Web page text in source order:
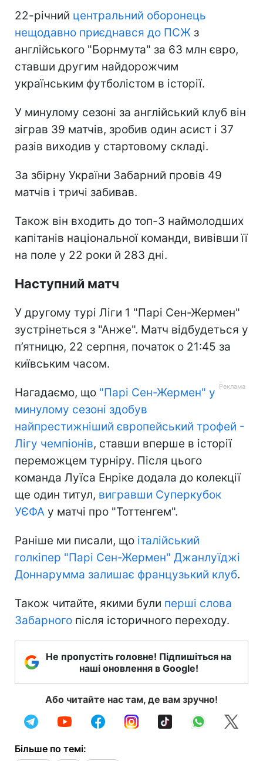
22-річний центральний оборонець
нещодавно приєднався до ПСЖ з
англійського "Борнмута" за 63 млн євро,
ставши другим найдорожчим
українським футболістом в історії.
У минулому сезоні за англійський клуб він
зіграв 39 матчів, зробив один асист і 37
разів виходив у стартовому складі.
За збірну України Забарний провів 49
матчів і тричі забивав.
Також він входить до топ-3 наймолодших
капітанів національної команди, вивівши її
на поле у 22 роки й 283 дні.
Наступний матч
У другому турі Ліги 1 "Парі Сен-Жермен"
зустрінеться з "Анже". Матч відбудеться у
п’ятницю, 22 серпня, початок о 21:45 за
київським часом.
Нагадаємо, що "Парі Сен-Жермен" у
минулому сезоні здобув
найпрестижніший європейський трофей -
Лігу чемпіонів, ставши вперше в історії
переможцем турніру. Після цього
команда Луїса Енріке додала до колекції
ще один титул, вигравши Суперкубок
УЄФА у матчі про "Тоттенгем".
Раніше ми писали, що італійський
голкіпер "Парі Сен-Жермен" Джанлуїджі
Доннарумма залишає французький клуб.
Також читайте, якими були перші слова
Забарного після історичного переходу.
Не пропустіть головне! Підпишіться на
наші оновлення в Google!
Або читайте нас там, де вам зручно!
Більше по темі: